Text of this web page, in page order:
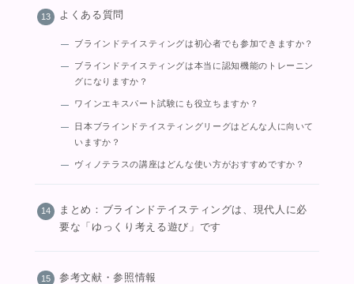
よくある質問
ブラインドテイスティングは初心者でも参加できますか？
ブラインドテイスティングは本当に認知機能のトレーニン
グになりますか？
ワインエキスパート試験にも役立ちますか？
日本ブラインドテイスティングリーグはどんな人に向いて
いますか？
ヴィノテラスの講座はどんな使い方がおすすめですか？
まとめ：ブラインドテイスティングは、現代人に必
要な「ゆっくり考える遊び」です
参考文献・参照情報